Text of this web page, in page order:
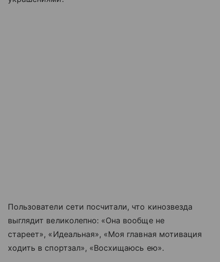
Пользователи сети посчитали, что кинозвезда
выглядит великолепно: «Она вообще не
стареет», «Идеальная», «Моя главная мотивация
ходить в спортзал», «Восхищаюсь ею».